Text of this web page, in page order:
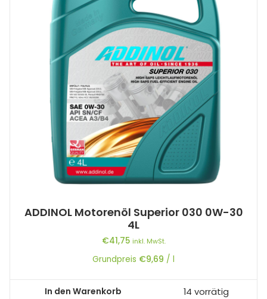
ADDINOL Motorenöl Superior 030 0W-30
4L
€41,75 inkl. MwSt.
Grundpreis €9,69 / l
In den Warenkorb 14 vorrätig